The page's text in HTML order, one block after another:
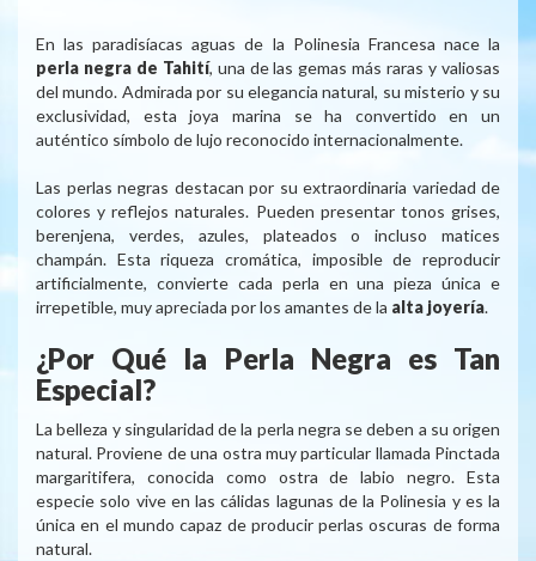
En las paradisíacas aguas de la Polinesia Francesa nace la
perla negra de Tahití, una de las gemas más raras y valiosas
del mundo. Admirada por su elegancia natural, su misterio y su
exclusividad, esta joya marina se ha convertido en un
auténtico símbolo de lujo reconocido internacionalmente.
Las perlas negras destacan por su extraordinaria variedad de
colores y reflejos naturales. Pueden presentar tonos grises,
berenjena, verdes, azules, plateados o incluso matices
champán. Esta riqueza cromática, imposible de reproducir
artificialmente, convierte cada perla en una pieza única e
irrepetible, muy apreciada por los amantes de la alta joyería.
¿Por Qué la Perla Negra es Tan
Especial?
La belleza y singularidad de la perla negra se deben a su origen
natural. Proviene de una ostra muy particular llamada Pinctada
margaritifera, conocida como ostra de labio negro. Esta
especie solo vive en las cálidas lagunas de la Polinesia y es la
única en el mundo capaz de producir perlas oscuras de forma
natural.